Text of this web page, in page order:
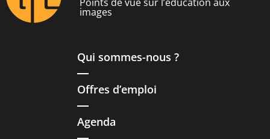
images
Qui sommes-nous ?
Offres d’emploi
Agenda